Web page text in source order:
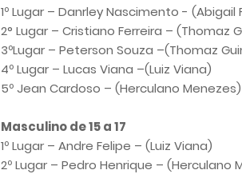
1º Lugar – Danrley Nascimento - (Abigail
2° Lugar – Cristiano Ferreira – (Thomaz
3ºLugar – Peterson Souza –(Thomaz
4º Lugar – Lucas Viana –(Luiz Viana)
5º Jean Cardoso – (Herculano Menezes)
Masculino de 15 a 17
1º Lugar – Andre Felipe – (Luiz Viana)
2º Lugar – Pedro Henrique – (Herculano